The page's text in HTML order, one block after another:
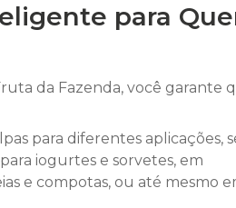
para
da Fazenda, você garante
para diferentes aplicações,
iogurtes e sorvetes, em
e compotas, ou até mesmo